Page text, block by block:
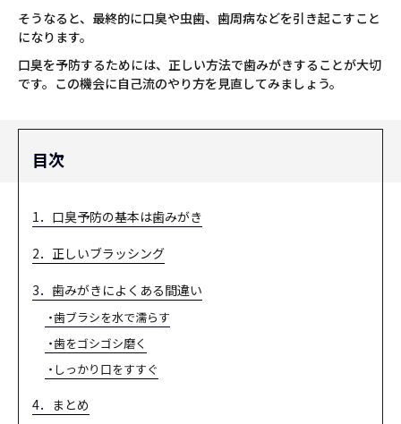
そうなると、最終的に口臭や虫歯、歯周病などを引き起こすこと
になります。
口臭を予防するためには、正しい方法で歯みがきすることが大切
です。この機会に自己流のやり方を見直してみましょう。
目次
1．口臭予防の基本は歯みがき
2．正しいブラッシング
3．歯みがきによくある間違い
歯ブラシを水で濡らす
歯をゴシゴシ磨く
しっかり口をすすぐ
4．まとめ